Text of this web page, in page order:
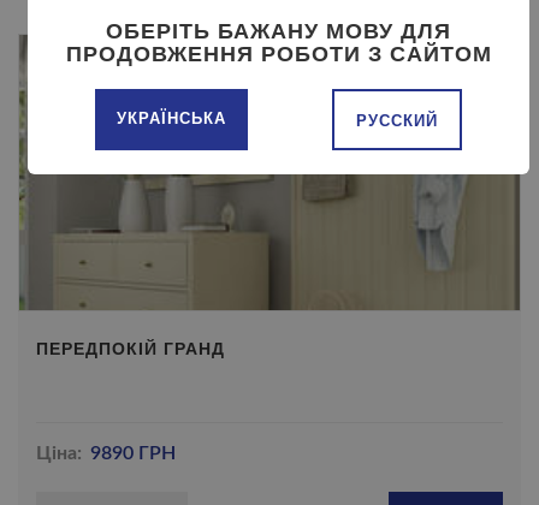
ПЕРЕДПОКІЙ ГРАНД
Ціна: 9890 ГРН
ОБЕРІТЬ БАЖАНУ МОВУ ДЛЯ
ПРОДОВЖЕННЯ РОБОТИ З САЙТОМ
УКРАЇНСЬКА РУССКИЙ